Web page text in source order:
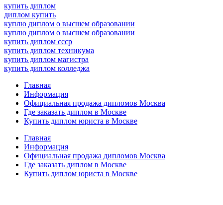
купить диплом
диплом купить
куплю диплом о высшем образовании
куплю диплом о высшем образовании
купить диплом ссср
купить диплом техникума
купить диплом магистра
купить диплом колледжа
Главная
Информация
Официальная продажа дипломов Москва
Где заказать диплом в Москве
Купить диплом юриста в Москве
Главная
Информация
Официальная продажа дипломов Москва
Где заказать диплом в Москве
Купить диплом юриста в Москве